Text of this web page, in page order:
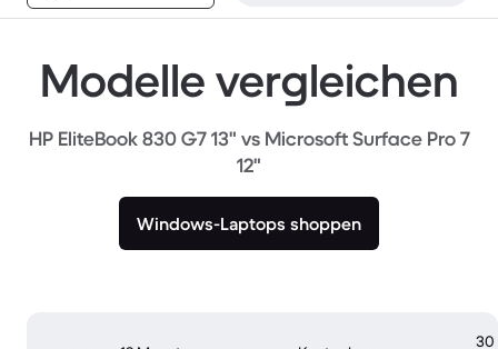
Modelle vergleichen
HP EliteBook 830 G7 13" vs Microsoft Surface Pro 7
12"
Windows-Laptops shoppen
30